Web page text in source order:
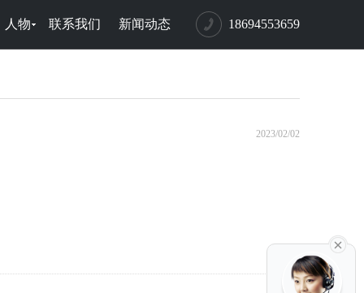
18694553659
人物 联系我们 新闻动态
2023/02/02